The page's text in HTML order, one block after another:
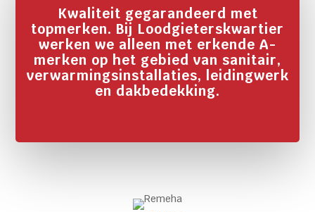
Kwaliteit gegarandeerd met
topmerken. Bij Loodgieterskwartier
werken we alleen met erkende A-
merken op het gebied van sanitair,
verwarmingsinstallaties, leidingwerk
en dakbedekking.